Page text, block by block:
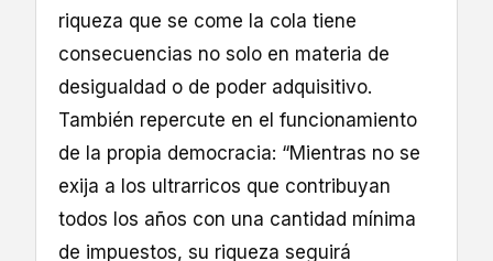
riqueza que se come la cola tiene
consecuencias no solo en materia de
desigualdad o de poder adquisitivo.
También repercute en el funcionamiento
de la propia democracia: “Mientras no se
exija a los ultrarricos que contribuyan
todos los años con una cantidad mínima
de impuestos, su riqueza seguirá